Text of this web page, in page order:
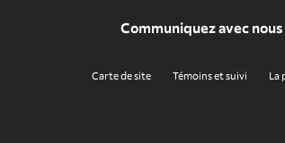
Communiquez avec nous
Carte de site Témoins et suivi La